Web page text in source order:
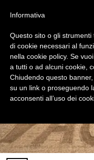
Informativa
Questo sito o gli
di cookie necessari al
nella cookie policy. Se
a tutti o ad alcuni cookie,
Chiudendo questo
su un link o proseguendo
acconsenti all’uso dei